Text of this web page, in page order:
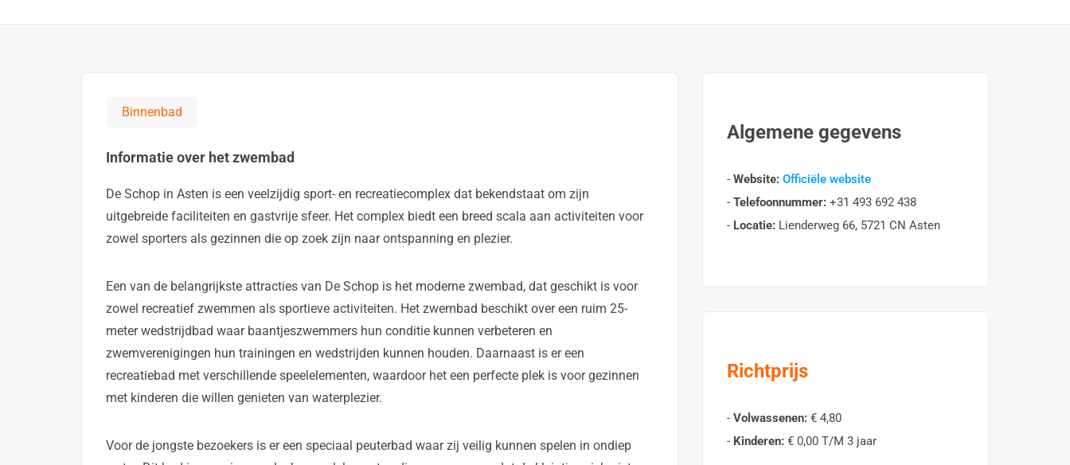
Binnenbad
Informatie over het zwembad
De Schop in Asten is een veelzijdig sport- en recreatiecomplex dat bekendstaat om zijn
uitgebreide faciliteiten en gastvrije sfeer. Het complex biedt een breed scala aan activiteiten voor
zowel sporters als gezinnen die op zoek zijn naar ontspanning en plezier.
Een van de belangrijkste attracties van De Schop is het moderne zwembad, dat geschikt is voor
zowel recreatief zwemmen als sportieve activiteiten. Het zwembad beschikt over een ruim 25-
meter wedstrijdbad waar baantjeszwemmers hun conditie kunnen verbeteren en
zwemverenigingen hun trainingen en wedstrijden kunnen houden. Daarnaast is er een
recreatiebad met verschillende speelelementen, waardoor het een perfecte plek is voor gezinnen
met kinderen die willen genieten van waterplezier.
Voor de jongste bezoekers is er een speciaal peuterbad waar zij veilig kunnen spelen in ondiep
Algemene gegevens
- Website: Officiële website
- Telefoonnummer: +31 493 692 438
- Locatie: Lienderweg 66, 5721 CN Asten
Richtprijs
- Volwassenen: € 4,80
- Kinderen: € 0,00 T/M 3 jaar